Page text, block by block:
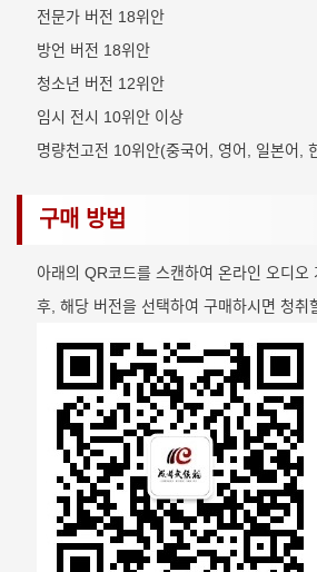
전문가 버전 18위안
방언 버전 18위안
청소년 버전 12위안
임시 전시 10위안 이상
명량천고전 10위안(중국어, 영어, 일본어,
구매 방법
아래의 QR코드를 스캔하여 온라인 오디오
후, 해당 버전을 선택하여 구매하시면 청취